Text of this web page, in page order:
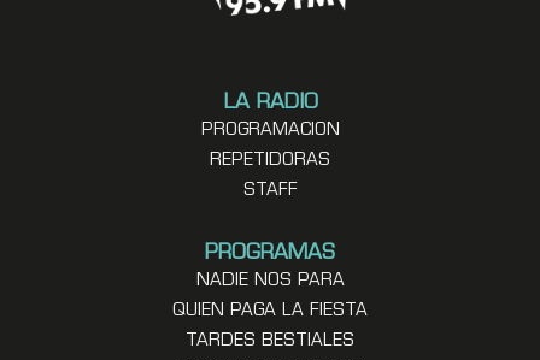
LA RADIO
PROGRAMACION
REPETIDORAS
STAFF
PROGRAMAS
NADIE NOS PARA
QUIEN PAGA LA FIESTA
TARDES BESTIALES